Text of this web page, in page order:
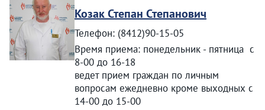
Козак Степан Степанович
Телефон: (8412)90-15-05
Время приема: понедельник - пятница с
8-00 до 16-18
ведет прием граждан по личным
вопросам ежедневно кроме выходных с
14-00 до 15-00